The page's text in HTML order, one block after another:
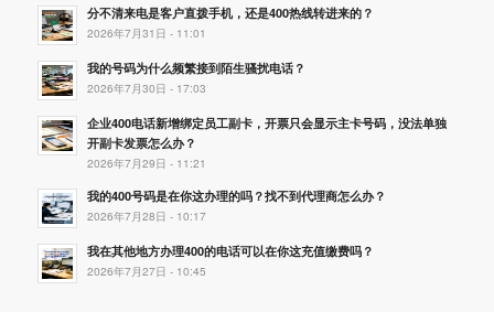
分不清来电是客户直拨手机，还是400热线转进来的？
2026年7月31日 - 11:01
我的号码为什么频繁接到陌生骚扰电话？
2026年7月30日 - 17:03
企业400电话新增绑定员工副卡，开票只会显示主卡号码，没法单独
开副卡发票怎么办？
2026年7月29日 - 11:21
我的400号码是在你这办理的吗？找不到代理商怎么办？
2026年7月28日 - 10:17
我在其他地方办理400的电话可以在你这充值缴费吗？
2026年7月27日 - 10:45